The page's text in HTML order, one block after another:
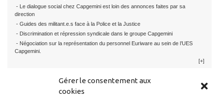
Gérer le consentement aux
cookies
- Le dialogue social chez Capgemini est loin des annonces faites par sa
direction
- Guides des militant.e.s face à la Police et la Justice
- Discrimination et répression syndicale dans le groupe Capgemini
- Négociation sur la représentation du personnel Euriware au sein de l’UES
Capgemini.
[+]